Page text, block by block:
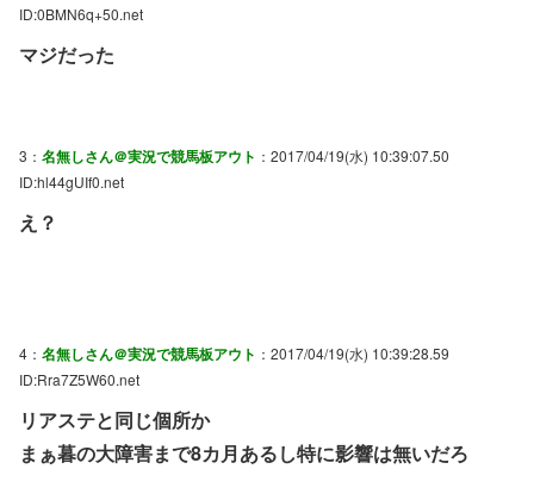
ID:0BMN6q+50.net
マジだった
3： 名無しさん＠実況で競馬板アウト ：2017/04/19(水) 10:39:07.50
ID:hl44gUIf0.net
え？
4： 名無しさん＠実況で競馬板アウト ：2017/04/19(水) 10:39:28.59
ID:Rra7Z5W60.net
リアステと同じ個所か
まぁ暮の大障害まで8カ月あるし特に影響は無いだろ